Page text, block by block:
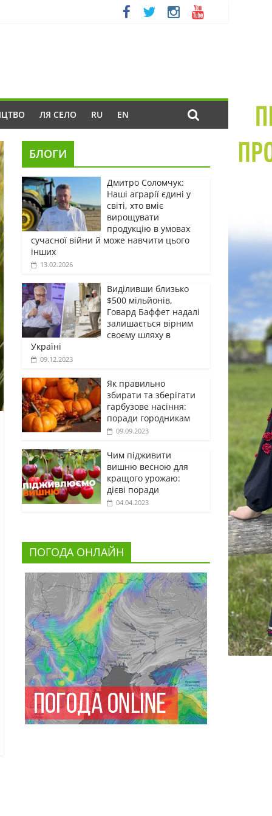
ЛЯ СЕЛО RU EN
БЛОГИ
Дмитро Соломчук:
Наші аграрії єдині у
світі, хто вміє
вирощувати
продукцію в умовах
сучасної війни й може навчити цього
інших
13.02.2026
Виділивши близько
$500 мільйонів,
Говард Баффет надалі
залишається вірним
своєму шляху в
Україні
09.12.2023
Як правильно
збирати та зберігати
гарбузове насіння:
поради городникам
09.09.2023
Чим підживити
вишню весною для
кращого урожаю:
дієві поради
04.04.2023
ПОГОДА ОНЛАЙН